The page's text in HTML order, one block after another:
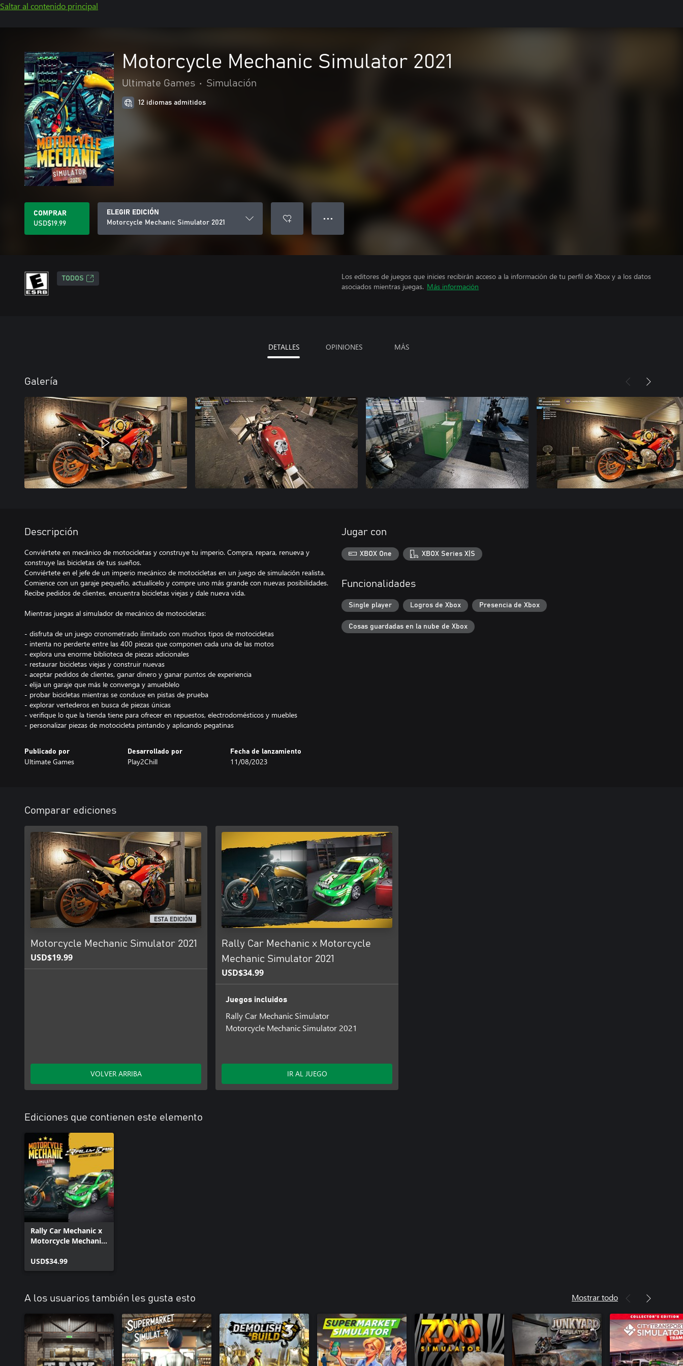
Saltar al contenido principal
Motorcycle Mechanic Simulator 2021
Ultimate Games • Simulación
12 idiomas admitidos
COMPRAR
USD$19.99
ELEGIR EDICIÓN
Motorcycle Mechanic Simulator 2021
● ● ●
TODOS
Los editores de juegos que inicies recibirán acceso a la información de tu perfil de Xbox y a los datos
asociados mientras juegas. Más información
DETALLES OPINIONES MÁS
Galería
Descripción
Conviértete en mecánico de motocicletas y construye tu imperio. Compra, repara, renueva y
construye las bicicletas de tus sueños.
Conviértete en el jefe de un imperio mecánico de motocicletas en un juego de simulación realista.
Comience con un garaje pequeño, actualícelo y compre uno más grande con nuevas posibilidades.
Recibe pedidos de clientes, encuentra bicicletas viejas y dale nueva vida.
Mientras juegas al simulador de mecánico de motocicletas:
- disfruta de un juego cronometrado ilimitado con muchos tipos de motocicletas
- intenta no perderte entre las 400 piezas que componen cada una de las motos
- explora una enorme biblioteca de piezas adicionales
- restaurar bicicletas viejas y construir nuevas
- aceptar pedidos de clientes, ganar dinero y ganar puntos de experiencia
- elija un garaje que más le convenga y amueblelo
- probar bicicletas mientras se conduce en pistas de prueba
- explorar vertederos en busca de piezas únicas
- verifique lo que la tienda tiene para ofrecer en repuestos, electrodomésticos y muebles
- personalizar piezas de motocicleta pintando y aplicando pegatinas
Publicado por
Ultimate Games
Desarrollado por
Play2Chill
Fecha de lanzamiento
11/08/2023
Jugar con
XBOX One XBOX Series X|S
Funcionalidades
Single player Logros de Xbox Presencia de Xbox
Cosas guardadas en la nube de Xbox
Comparar ediciones
ESTA EDICIÓN
Motorcycle Mechanic Simulator 2021
USD$19.99
VOLVER ARRIBA
Rally Car Mechanic x Motorcycle
Mechanic Simulator 2021
USD$34.99
Juegos incluidos
Rally Car Mechanic Simulator
Motorcycle Mechanic Simulator 2021
IR AL JUEGO
Ediciones que contienen este elemento
Rally Car Mechanic x
Motorcycle Mechanic
USD$34.99
A los usuarios también les gusta esto Mostrar todo